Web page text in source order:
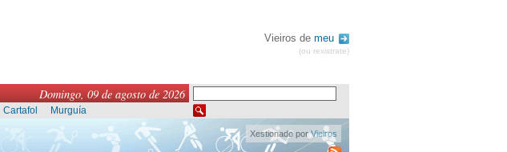
Vieiros de meu
(ou rexistrate)
Domingo, 09 de agosto de 2026
Cartafol Murguía
Xestionado porVieiros